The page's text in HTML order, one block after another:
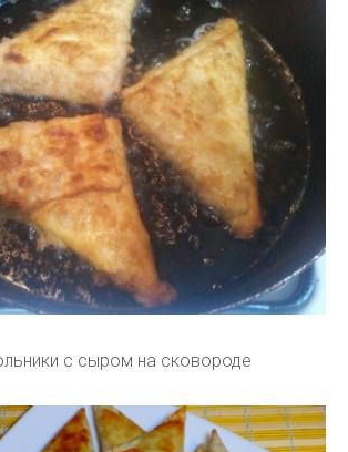
с сыром на сковороде